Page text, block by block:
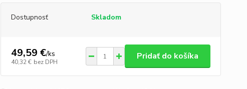
Dostupnosť Skladom
49,59 €/ks
40,32 € bez DPH
Pridať do košíka